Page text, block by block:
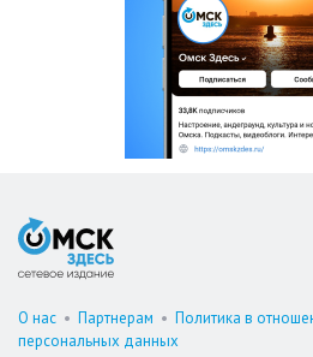
О нас • Партнерам • Политика в
персональных данных